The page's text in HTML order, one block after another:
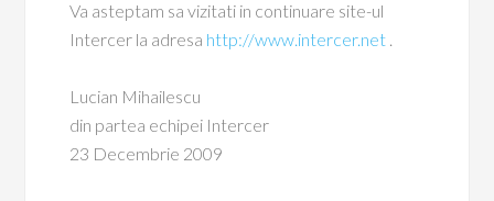
Va asteptam sa vizitati in continuare site-ul
Intercer la adresa http://www.intercer.net
Lucian Mihailescu
din partea echipei Intercer
23 Decembrie 2009